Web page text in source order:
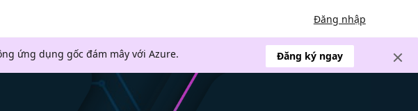
Đăng nhập
ứng dụng gốc đám mây với Azure. Đăng ký ngay